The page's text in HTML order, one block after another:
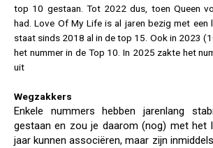
top 10 gestaan. Tot 2022 dus, toen Queen
had. Love Of My Life is al jaren bezig met een
staat sinds 2018 al in de top 15. Ook in 2023
het nummer in de Top 10. In 2025 zakte het
uit
Wegzakkers
Enkele nummers hebben jarenlang
gestaan en zou je daarom (nog) met het
jaar kunnen associëren, maar zijn